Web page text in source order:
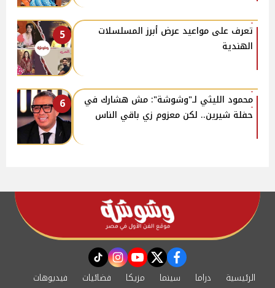
5
تعرف على مواعيد عرض أبرز المسلسلات
الهندية
6
محمود الليثي لـ"وشوشة": مش هشارك في
حفلة شيرين.. لكن معزوم زي باقي الناس
facebook
twitter
youtube
instagram
tiktok
الرئيسية دراما سينما مزيكا فضائيات فيديوهات